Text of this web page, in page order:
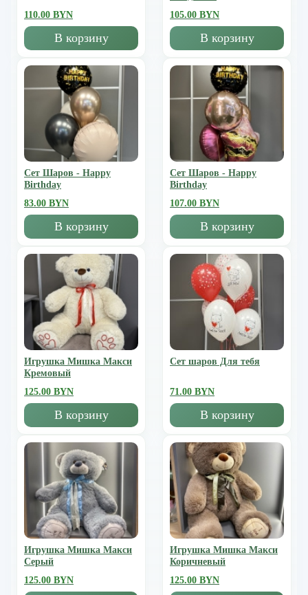
110.00 BYN
В корзину
105.00 BYN
В корзину
Сет Шаров - Happy
Birthday
83.00 BYN
В корзину
Сет Шаров - Happy
Birthday
107.00 BYN
В корзину
Игрушка Мишка Mакси
Кремовый
125.00 BYN
В корзину
Сет шаров Для тебя
71.00 BYN
В корзину
Игрушка Мишка Mакси
Серый
125.00 BYN
Игрушка Мишка Mакси
Коричневый
125.00 BYN